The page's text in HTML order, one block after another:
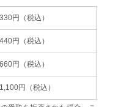
330円（税込）
440円（税込）
660円（税込）
1,100円（税込）